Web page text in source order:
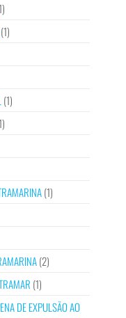
(1)
(1)
(2)
(1)
DE EXPULSÃO AO